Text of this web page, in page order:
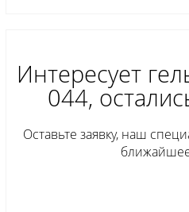
Интересует
044,
Оставьте заявку, наш